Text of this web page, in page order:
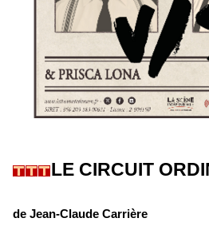
LE CIRCUIT
de Jean-Claude Carrière